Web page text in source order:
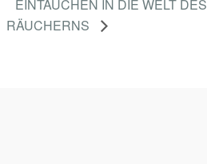
EINTAUCHEN IN DIE WELT DES
RÄUCHERNS